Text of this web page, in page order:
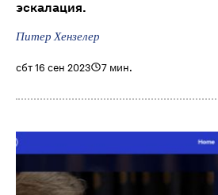
эскалация.
Питер Хензелер
сбт 16 сен 2023 7 мин.